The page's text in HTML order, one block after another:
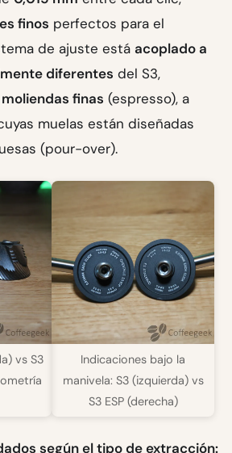
finos perfectos para el
de ajuste está acoplado a
diferentes del S3,
finas (espresso), a
muelas están diseñadas
(pour-over).
vs S3
Indicaciones bajo la
manivela: S3 (izquierda) vs
S3 ESP (derecha)
según el tipo de extracción: